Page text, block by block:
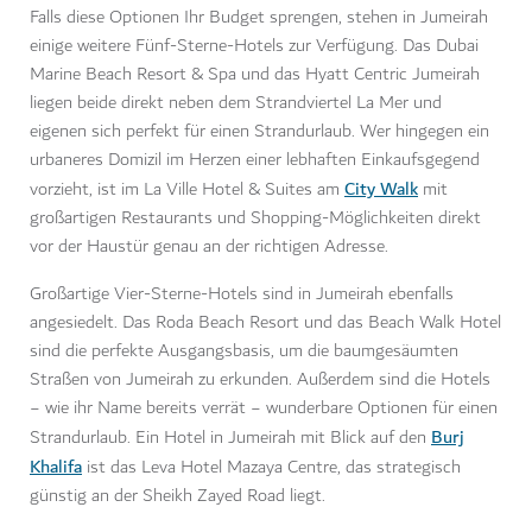
Falls diese Optionen Ihr Budget sprengen, stehen in Jumeirah
einige weitere Fünf-Sterne-Hotels zur Verfügung. Das Dubai
Marine Beach Resort & Spa und das Hyatt Centric Jumeirah
liegen beide direkt neben dem Strandviertel La Mer und
eigenen sich perfekt für einen Strandurlaub. Wer hingegen ein
urbaneres Domizil im Herzen einer lebhaften Einkaufsgegend
vorzieht, ist im La Ville Hotel & Suites am City Walk mit
großartigen Restaurants und Shopping-Möglichkeiten direkt
vor der Haustür genau an der richtigen Adresse.
Großartige Vier-Sterne-Hotels sind in Jumeirah ebenfalls
angesiedelt. Das Roda Beach Resort und das Beach Walk Hotel
sind die perfekte Ausgangsbasis, um die baumgesäumten
Straßen von Jumeirah zu erkunden. Außerdem sind die Hotels
− wie ihr Name bereits verrät − wunderbare Optionen für einen
Strandurlaub. Ein Hotel in Jumeirah mit Blick auf den Burj
Khalifa ist das Leva Hotel Mazaya Centre, das strategisch
günstig an der Sheikh Zayed Road liegt.